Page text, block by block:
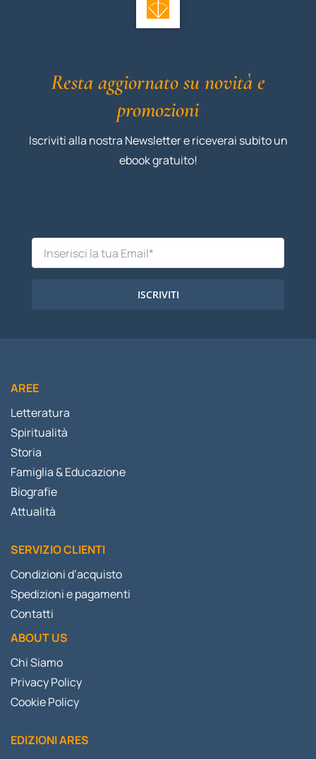
Resta aggiornato su novità e
promozioni
Iscriviti alla nostra Newsletter e riceverai subito un
ebook gratuito!
ISCRIVITI
AREE
Letteratura
Spiritualità
Storia
Famiglia & Educazione
Biografie
Attualità
SERVIZIO CLIENTI
Condizioni d’acquisto
Spedizioni e pagamenti
Contatti
ABOUT US
Chi Siamo
Privacy Policy
Cookie Policy
EDIZIONI ARES